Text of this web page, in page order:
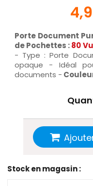
Porte Document
de Pochettes :80
- Type : Porte
opaque - Idéal
documents -
Stock en magasin :